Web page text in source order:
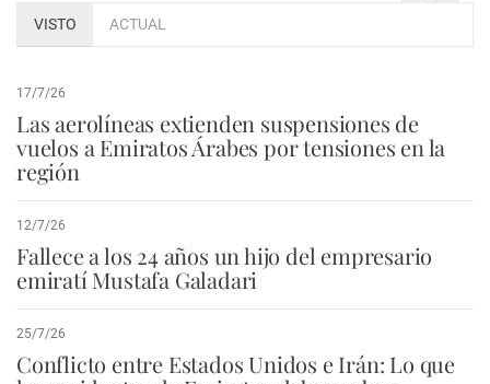
VISTO ACTUAL
17/7/26
Las aerolíneas extienden suspensiones de
vuelos a Emiratos Árabes por tensiones en la
región
12/7/26
Fallece a los 24 años un hijo del empresario
emiratí Mustafa Galadari
25/7/26
Conflicto entre Estados Unidos e Irán: Lo que